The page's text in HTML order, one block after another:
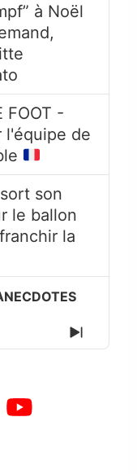
à Noël
FOOT -
l'équipe de
son
le ballon
la
Next
Episode